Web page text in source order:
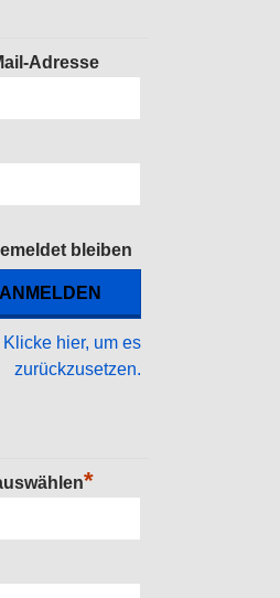
Adresse
bleiben
Klicke hier, um es
zurückzusetzen.
*